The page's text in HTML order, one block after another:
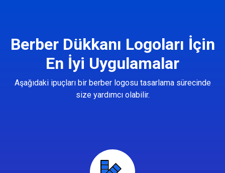
Berber Dükkanı Logoları İçin
En İyi Uygulamalar
Aşağıdaki ipuçları bir berber logosu tasarlama sürecinde
size yardımcı olabilir.